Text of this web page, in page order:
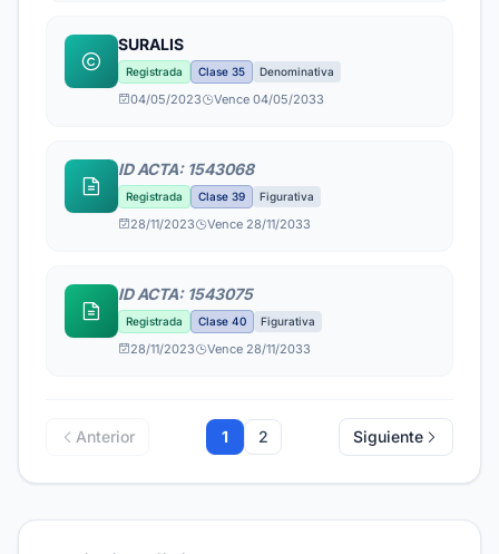
SURALIS
Registrada Clase 35 Denominativa
04/05/2023 Vence 04/05/2033
ID ACTA: 1543068
Registrada Clase 39 Figurativa
28/11/2023 Vence 28/11/2033
ID ACTA: 1543075
Registrada Clase 40 Figurativa
28/11/2023 Vence 28/11/2033
Anterior 1 2 Siguiente